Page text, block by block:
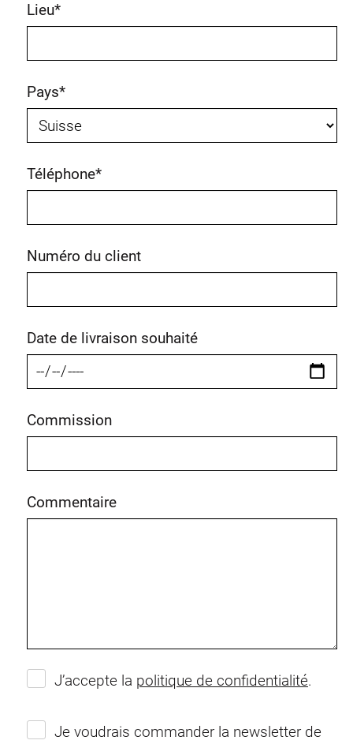
Lieu*
Pays*
Téléphone*
Numéro du client
Date de livraison souhaité
Commission
Commentaire
J’accepte la politique de confidentialité.
Je voudrais commander la newsletter de